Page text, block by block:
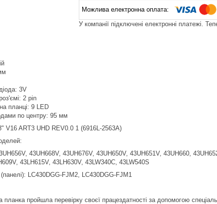
У компанії підключені електронні платежі.
3V
2 pin
на планці: 9 LED
по центру: 95 мм
V16 ART3 UHD REV0.0 1 (6916L-2563A)
43UH668V, 43UH676V, 43UH650V, 43UH651V, 43UH660,
43LH615V, 43LH630V, 43LW340C, 43LW540S
(панелі): LC430DGG-FJM2, LC430DGG-FJM1
пройшла перевірку своєї працездатності за допомогою